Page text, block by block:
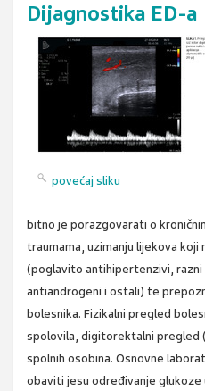
Dijagnostika ED-a
povećaj sliku
bitno je porazgovarati o
traumama, uzimanju lijekova koji
(poglavito antihipertenzivi,
antiandrogeni i ostali) te
bolesnika. Fizikalni pregled
spolovila, digitorektalni pregled
spolnih osobina. Osnovne
obaviti jesu određivanje